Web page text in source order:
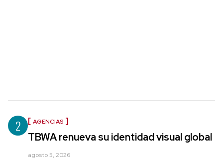
2 AGENCIAS
TBWA renueva su identidad visual global
agosto 5, 2026